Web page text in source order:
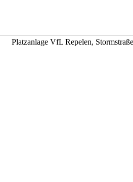
Platzanlage VfL Repelen, Stormstraße